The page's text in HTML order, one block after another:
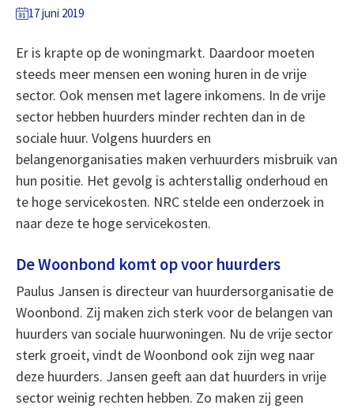
17 juni 2019
Er is krapte op de woningmarkt. Daardoor moeten
steeds meer mensen een woning huren in de vrije
sector. Ook mensen met lagere inkomens. In de vrije
sector hebben huurders minder rechten dan in de
sociale huur. Volgens huurders en
belangenorganisaties maken verhuurders misbruik van
hun positie. Het gevolg is achterstallig onderhoud en
te hoge servicekosten. NRC stelde een onderzoek in
naar deze te hoge servicekosten.
De Woonbond komt op voor huurders
Paulus Jansen is directeur van huurdersorganisatie de
Woonbond. Zij maken zich sterk voor de belangen van
huurders van sociale huurwoningen. Nu de vrije sector
sterk groeit, vindt de Woonbond ook zijn weg naar
deze huurders. Jansen geeft aan dat huurders in vrije
sector weinig rechten hebben. Zo maken zij geen